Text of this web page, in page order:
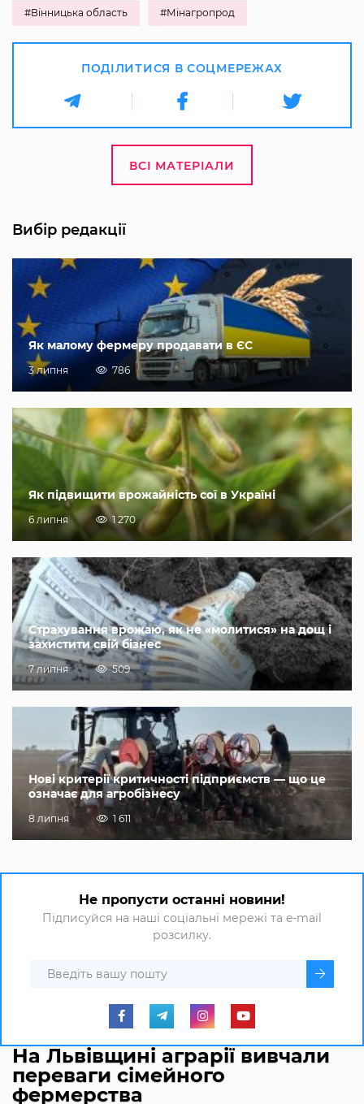
#Вінницька область #Мінагропрод
ПОДІЛИТИСЯ В СОЦМЕРЕЖАХ
ВСІ МАТЕРІАЛИ
Вибір редакції
Як малому фермеру продавати в ЄС
3 липня 786
Як підвищити врожайність сої в Україні
6 липня 1 270
Страхування врожаю, як не «молитися» на дощ і
захистити свій бізнес
7 липня 509
Нові критерії критичності підприємств — що це
означає для агробізнесу
8 липня 1 611
Не пропусти останні новини!
Підписуйся на наші соціальні мережі та e-mail
розсилку.
На Львівщині аграрії вивчали
переваги сімейного
фермерства